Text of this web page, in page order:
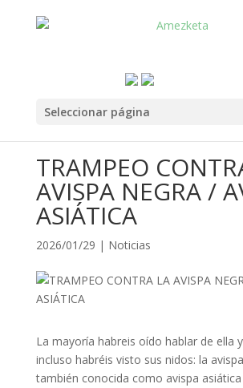
Seleccionar página
TRAMPEO
AVISPA NEGRA /
ASIÁTICA
2026/01/29 | Noticias
La mayoría habreis oído hablar de ella
incluso habréis visto sus nidos: la
también conocida como avispa